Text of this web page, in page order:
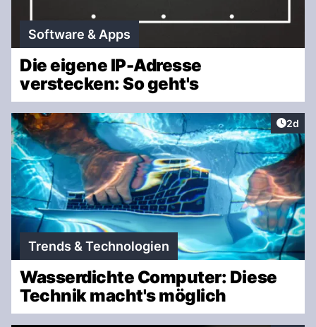
Software & Apps
Die eigene IP-Adresse
verstecken: So geht's
2d
Trends & Technologien
Wasserdichte Computer: Diese
Technik macht's möglich